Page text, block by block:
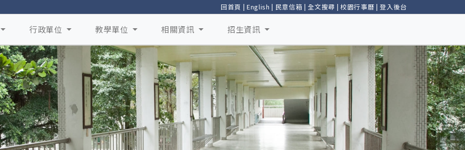
回首頁 | English | 民意信箱 |全文搜尋 | 校園行事曆 |登入後台
行政單位 教學單位 相關資訊 招生資訊